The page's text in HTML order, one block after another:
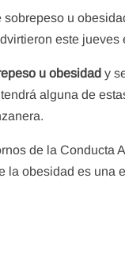
u
este jueves
u obesidady
alguna de
de la Conducta
la obesidad es una